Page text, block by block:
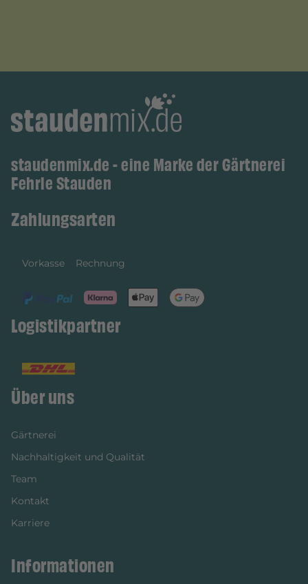
staudenmix.de - eine Marke der Gärtnerei
Fehrle Stauden
Zahlungsarten
Vorkasse Rechnung
Logistikpartner
Über uns
Gärtnerei
Nachhaltigkeit und Qualität
Team
Kontakt
Karriere
Informationen